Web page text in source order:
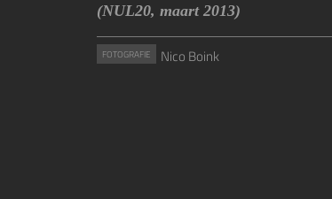
(NUL20, maart 2013)
FOTOGRAFIE Nico Boink